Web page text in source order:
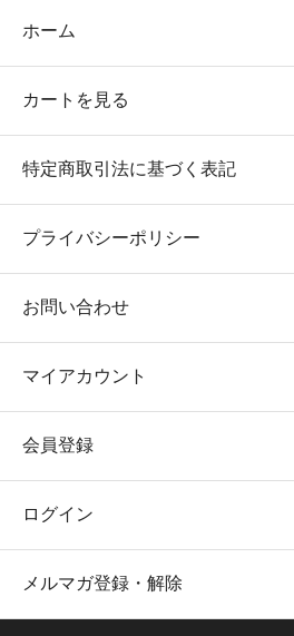
ホーム
カートを見る
特定商取引法に基づく表記
プライバシーポリシー
お問い合わせ
マイアカウント
会員登録
ログイン
メルマガ登録・解除